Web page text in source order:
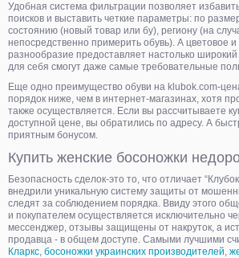
Удобная система фильтрации позволяет
поисков и выставить четкие параметры: по
состоянию (новый товар или бу), региону (на
непосредственно примерить обувь). А цветовое
разнообразие предоставляет настолько
для себя смогут даже самые требовательные
Еще одно преимущество обуви на klubok.com-
порядок ниже, чем в интернет-магазинах, хотя
также осуществляется. Если вы рассчитываете
доступной цене, вы обратились по адресу. А
приятным бонусом.
Купить женские босоножки
Безопасность сделок-это то, что отличает
внедрили уникальную систему защиты от
следят за соблюдением порядка. Ввиду этого
и покупателем осуществляется исключительно
мессенджер, отзывы защищены от накруток, а
продавца - в общем доступе. Самыми лучшими
Кларкс, босоножки украинских производителей,